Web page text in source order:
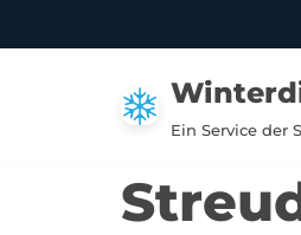
Ein Service der